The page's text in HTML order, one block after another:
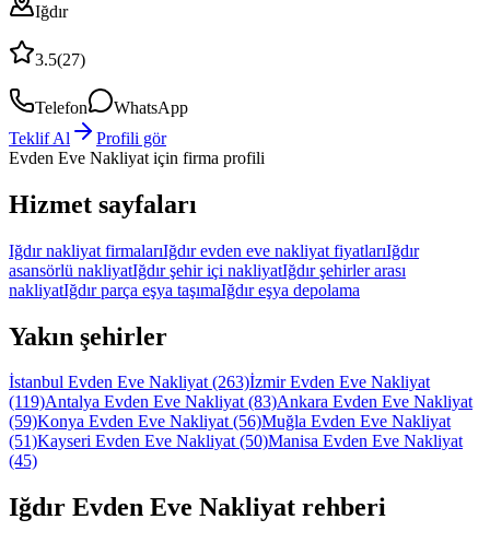
Iğdır
3.5(27)
Telefon
WhatsApp
Teklif Al
Profili gör
Evden Eve Nakliyat için firma profili
Hizmet sayfaları
Iğdır nakliyat firmalarıIğdır evden eve nakliyat fiyatlarıIğdır
asansörlü nakliyatIğdır şehir içi nakliyatIğdır şehirler arası
nakliyatIğdır parça eşya taşımaIğdır eşya depolama
Yakın şehirler
İstanbul Evden Eve Nakliyat(263)İzmir Evden Eve Nakliyat
(119)Antalya Evden Eve Nakliyat(83)Ankara Evden Eve Nakliyat
(59)Konya Evden Eve Nakliyat(56)Muğla Evden Eve Nakliyat
(51)Kayseri Evden Eve Nakliyat(50)Manisa Evden Eve Nakliyat
(45)
Iğdır Evden Eve Nakliyat rehberi